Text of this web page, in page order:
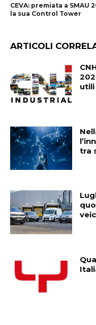
CEVA: premiata a SMAU
la sua Control Tower
ARTICOLI
utili
tra